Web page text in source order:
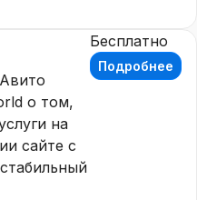
о том,
на
сайте с
Бесплатно
Подробнее